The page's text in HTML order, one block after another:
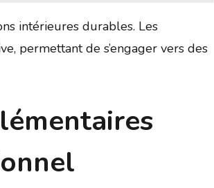
intérieures durables. Les
permettant de s’engager vers des